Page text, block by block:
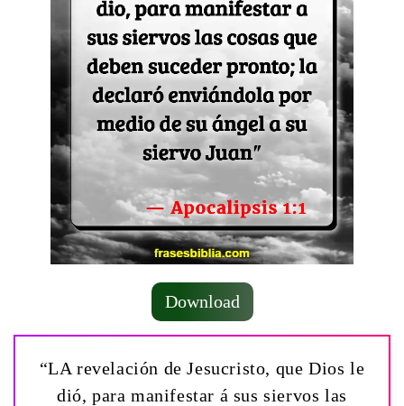
Download
“LA revelación de Jesucristo, que Dios le
dió, para manifestar á sus siervos las